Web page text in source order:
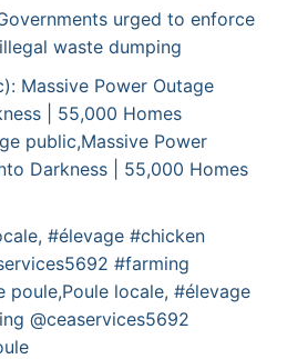
urged to enforce
waste dumping
Massive Power Outage
| 55,000 Homes
public,Massive Power
Darkness | 55,000 Homes
#élevage #chicken
#farming
poule,Poule locale, #élevage
@ceaservices5692